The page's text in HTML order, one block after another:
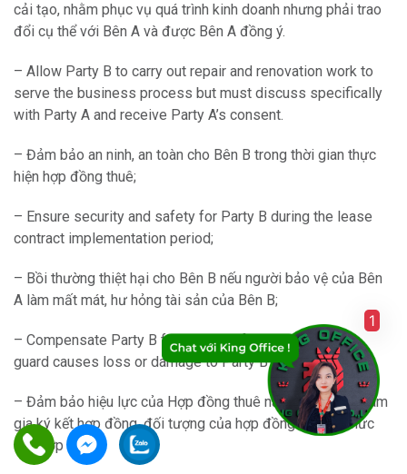
cải tạo, nhằm phục vụ quá trình kinh doanh nhưng phải trao
đổi cụ thể với Bên A và được Bên A đồng ý.
– Allow Party B to carry out repair and renovation work to
serve the business process but must discuss specifically
with Party A and receive Party A’s consent.
– Đảm bảo an ninh, an toàn cho Bên B trong thời gian thực
hiện hợp đồng thuê;
– Ensure security and safety for Party B during the lease
contract implementation period;
– Bồi thường thiệt hại cho Bên B nếu người bảo vệ của Bên
A làm mất mát, hư hỏng tài sản của Bên B;
– Compensate Party B for damage if Party A’s security
guard causes loss or damage to Party B’s property;
– Đảm bảo hiệu lực của Hợp đồng thuê này về chủ thể tham
gia ký kết hợp đồng, đối tượng của hợp đồng và hình thức
của hợp đồng;
1